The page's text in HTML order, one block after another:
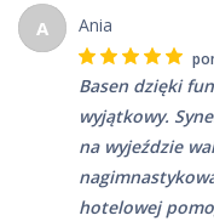
A Ania
Basen dzięki
wyjątkowy.
na wyjeździe
hotelowej